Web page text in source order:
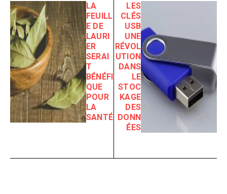
LA
FEUILL
E DE
LAURI
ER
SERAI
T
BÉNÉFI
QUE
POUR
LA
SANTÉ
LES
CLÉS
USB
UNE
RÉVOL
UTION
DANS
LE
STOC
KAGE
DES
DONN
ÉES